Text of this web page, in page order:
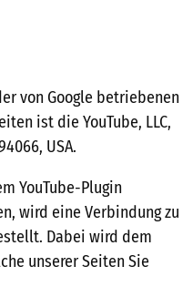
von Google betriebenen
ist die YouTube, LLC,
USA.
YouTube-Plugin
wird eine Verbindung zu
Dabei wird dem
unserer Seiten Sie